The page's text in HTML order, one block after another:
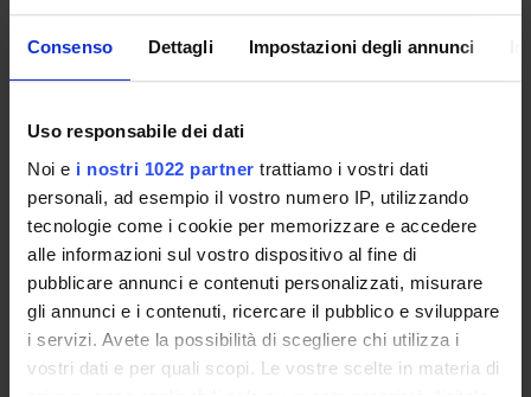
Consenso Dettagli Impostazioni degli annunci
Uso responsabile dei dati
Noi e i nostri 1022 partner trattiamo i vostri dati
personali, ad esempio il vostro numero IP, utilizzando
tecnologie come i cookie per memorizzare e accedere
alle informazioni sul vostro dispositivo al fine di
pubblicare annunci e contenuti personalizzati, misurare
gli annunci e i contenuti, ricercare il pubblico e sviluppare
i servizi. Avete la possibilità di scegliere chi utilizza i
vostri dati e per quali scopi. Le vostre scelte in materia di
Tecnico-Amministrativo
Stefania Turrina
Professore associato
SEZIONI
Medicina legale